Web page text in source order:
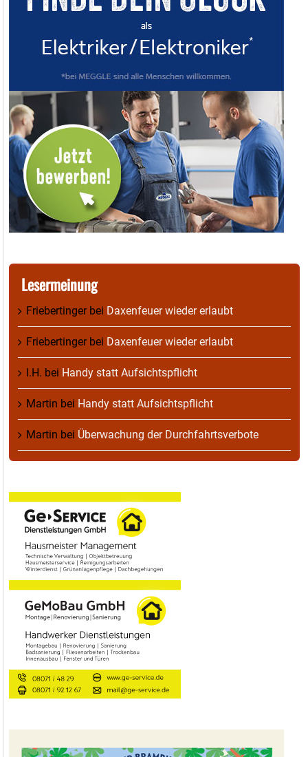
Lesermeinung
Friebertingerbei Daxenfeuer wieder erlaubt
Friebertingerbei Daxenfeuer wieder erlaubt
I.H. bei Handy statt Aufsichtspflicht
Martin bei Handy statt Aufsichtspflicht
Martin bei Überwachung der Durchfahrtsverbote